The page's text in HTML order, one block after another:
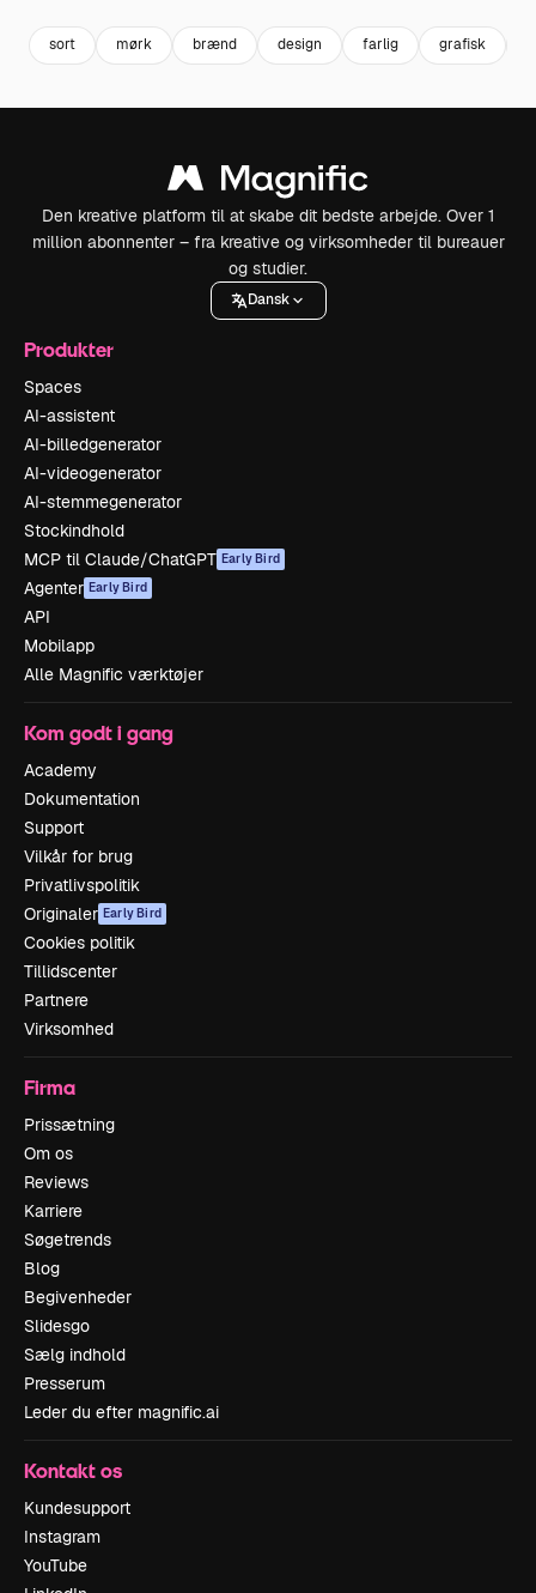
sort mørk brænd design farlig grafisk
Den kreative platform til at skabe dit bedste arbejde. Over 1
million abonnenter – fra kreative og virksomheder til bureauer
og studier.
Dansk
Produkter
Spaces
AI-assistent
AI-billedgenerator
AI-videogenerator
AI-stemmegenerator
Stockindhold
MCP til Claude/ChatGPT Early Bird
Agenter Early Bird
API
Mobilapp
Alle Magnific værktøjer
Kom godt i gang
Academy
Dokumentation
Support
Vilkår for brug
Privatlivspolitik
Originaler Early Bird
Cookies politik
Tillidscenter
Partnere
Virksomhed
Firma
Prissætning
Om os
Reviews
Karriere
Søgetrends
Blog
Begivenheder
Slidesgo
Sælg indhold
Presserum
Leder du efter magnific.ai
Kontakt os
Kundesupport
Instagram
YouTube